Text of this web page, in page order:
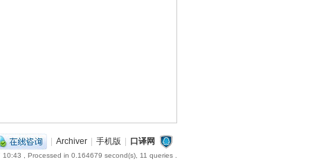
| Archiver | 手机版 | 口译网
10:43 , Processed in 0.164679 second(s), 11 queries .